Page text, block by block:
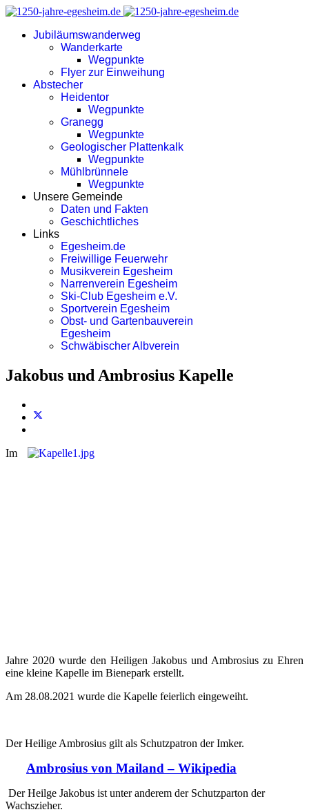
Jubiläumswanderweg
Wanderkarte
Wegpunkte
Flyer zur Einweihung
Abstecher
Heidentor
Wegpunkte
Granegg
Wegpunkte
Geologischer Plattenkalk
Wegpunkte
Mühlbrünnele
Wegpunkte
Unsere Gemeinde
Daten und Fakten
Geschichtliches
Links
Egesheim.de
Freiwillige Feuerwehr
Musikverein Egesheim
Narrenverein Egesheim
Ski-Club Egesheim e.V.
Sportverein Egesheim
Obst- und Gartenbauverein
Egesheim
Schwäbischer Albverein
Jakobus und Ambrosius Kapelle
Im
Jahre 2020 wurde den Heiligen Jakobus und Ambrosius zu Ehren
eine kleine Kapelle im Bienepark erstellt.
Am 28.08.2021 wurde die Kapelle feierlich eingeweiht.
Der Heilige Ambrosius gilt als Schutzpatron der Imker.
Ambrosius von Mailand – Wikipedia
Der Heilge Jakobus ist unter anderem der Schutzparton der
Wachszieher.